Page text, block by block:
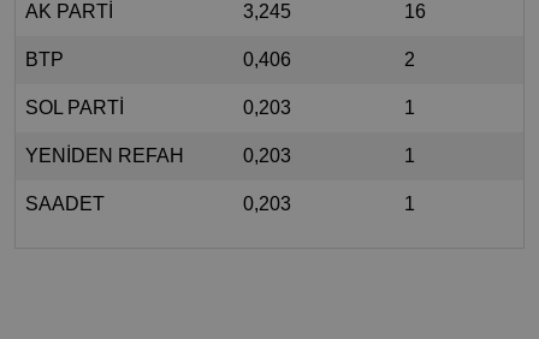
AK PARTİ 3,245 16
BTP 0,406 2
SOL PARTİ 0,203 1
YENİDEN REFAH 0,203 1
SAADET 0,203 1